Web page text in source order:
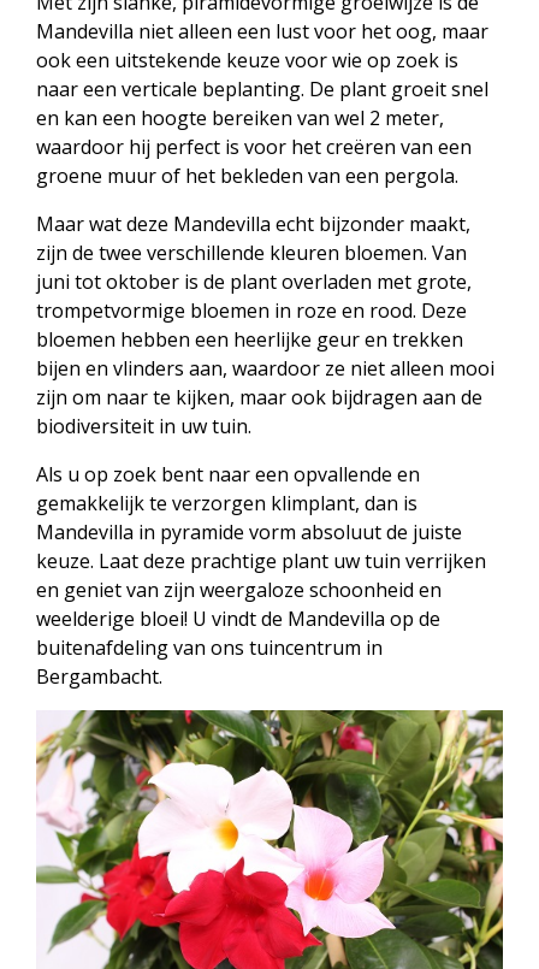
Mandevilla niet alleen een lust voor het oog, maar
ook een uitstekende keuze voor wie op zoek is
naar een verticale beplanting. De plant groeit snel
en kan een hoogte bereiken van wel 2 meter,
waardoor hij perfect is voor het creëren van een
groene muur of het bekleden van een pergola.
Maar wat deze Mandevilla echt bijzonder maakt,
zijn de twee verschillende kleuren bloemen. Van
juni tot oktober is de plant overladen met grote,
trompetvormige bloemen in roze en rood. Deze
bloemen hebben een heerlijke geur en trekken
bijen en vlinders aan, waardoor ze niet alleen mooi
zijn om naar te kijken, maar ook bijdragen aan de
biodiversiteit in uw tuin.
Als u op zoek bent naar een opvallende en
gemakkelijk te verzorgen klimplant, dan is
Mandevilla in pyramide vorm absoluut de juiste
keuze. Laat deze prachtige plant uw tuin verrijken
en geniet van zijn weergaloze schoonheid en
weelderige bloei! U vindt de Mandevilla op de
buitenafdeling van ons tuincentrum in
Bergambacht.